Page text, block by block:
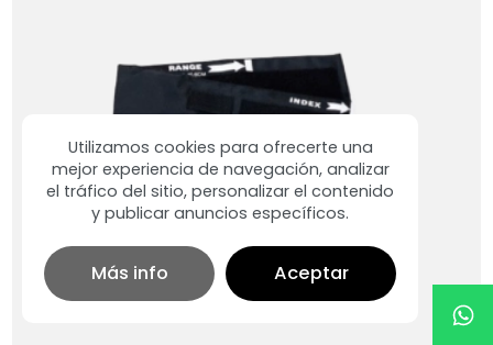
Utilizamos cookies para ofrecerte una
mejor experiencia de navegación, analizar
el tráfico del sitio, personalizar el contenido
y publicar anuncios específicos.
Aceptar
Más info